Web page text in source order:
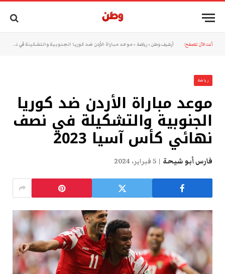
أنت الآن تتصفح: أرشيف وطن »رياضة »موعد مباراة الأردن ضد كوريا الجنوبية والتشكيلة في نصف نهائي كأس آسيا 2023
رياضة
موعد مباراة الأردن ضد كوريا
الجنوبية والتشكيلة في نصف
نهائي كأس آسيا 2023
فارس أبو شيحة 5 فبراير، 2024